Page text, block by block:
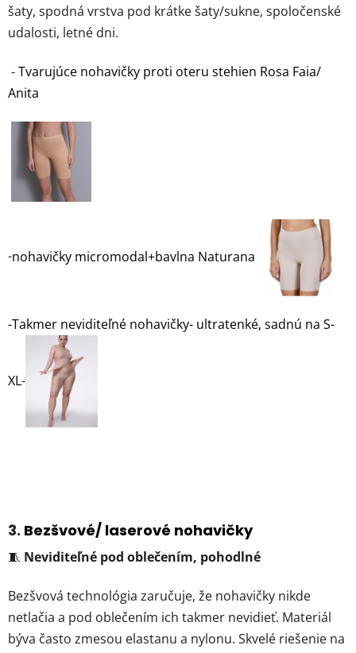
šaty, spodná vrstva pod krátke šaty/sukne, spoločenské
udalosti, letné dni.
-Tvarujúce nohavičky proti oteru stehien Rosa Faia/
Anita
-nohavičky micromodal+bavlna Naturana
-Takmer neviditeľné nohavičky- ultratenké, sadnú na S-
XL-
3. Bezšvové/ laserové nohavičky
🧵 Neviditeľné pod oblečením, pohodlné
Bezšvová technológia zaručuje, že nohavičky nikde
netlačia a pod oblečením ich takmer nevidieť. Materiál
býva často zmesou elastanu a nylonu. Skvelé riešenie na